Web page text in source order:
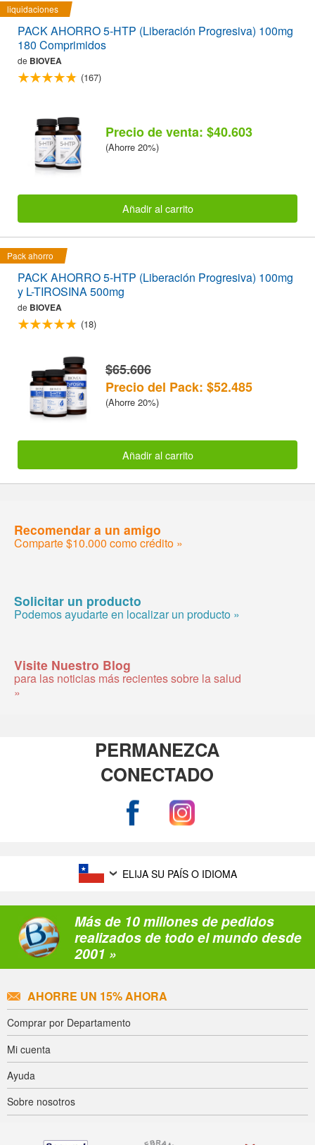
liquidaciones
PACK AHORRO 5-HTP (Liberación Progresiva) 100mg
180 Comprimidos
de BIOVEA
(167)
Precio de venta: $40.603
(Ahorre 20%)
Añadir al carrito
Pack ahorro
PACK AHORRO 5-HTP (Liberación Progresiva) 100mg
y L-TIROSINA 500mg
de BIOVEA
(18)
$65.606
Precio del Pack: $52.485
(Ahorre 20%)
Añadir al carrito
Recomendar a un amigo
Comparte $10.000 como crédito »
Solicitar un producto
Podemos ayudarte en localizar un producto »
Visite Nuestro Blog
para las noticias más recientes sobre la salud
»
PERMANEZCA
CONECTADO
ELIJA SU PAÍS O IDIOMA
Más de 10 millones de pedidos
realizados de todo el mundo desde
2001 »
AHORRE UN 15% AHORA
Comprar por Departamento
Mi cuenta
Ayuda
Sobre nosotros